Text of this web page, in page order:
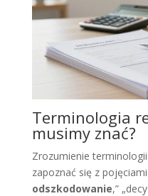
Terminologia
musimy znać?
Zrozumienie
zapoznać się z
odszkodowanie,”